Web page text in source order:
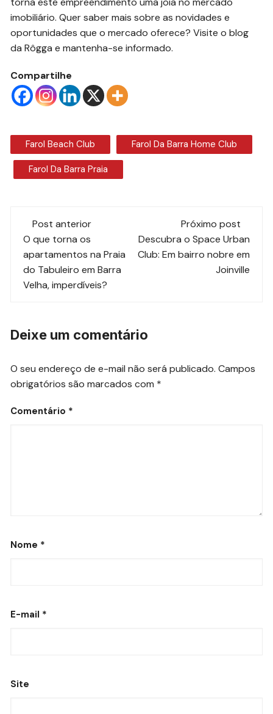
imobiliário. Quer saber mais sobre as novidades e
oportunidades que o mercado oferece? Visite o blog
da Rôgga e mantenha-se informado.
Compartilhe
Farol Beach Club Farol Da Barra Home Club
Farol Da Barra Praia
Navegação
de
post
Post anterior
O que torna os
apartamentos na Praia
do Tabuleiro em Barra
Velha, imperdíveis?
Próximo post
Descubra o Space Urban
Club: Em bairro nobre em
Joinville
Deixe um comentário
O seu endereço de e-mail não será publicado. Campos
obrigatórios são marcados com *
Comentário *
Nome *
E-mail *
Site